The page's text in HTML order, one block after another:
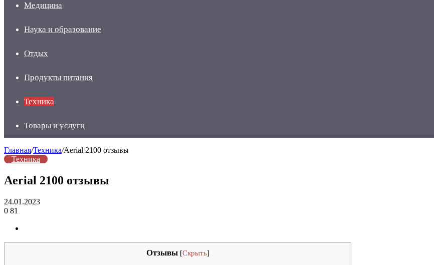
Медицина
Наука и образование
Отдых
Продукты питания
Техника
Товары и услуги
Главная/Техника/Aerial 2100 отзывы
Техника
Aerial 2100 отзывы
24.01.2023
0 81
Отзывы [Скрыть]